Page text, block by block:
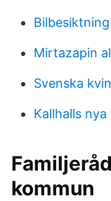
Mirtazapin
Svenska
Kallhalls
kommun